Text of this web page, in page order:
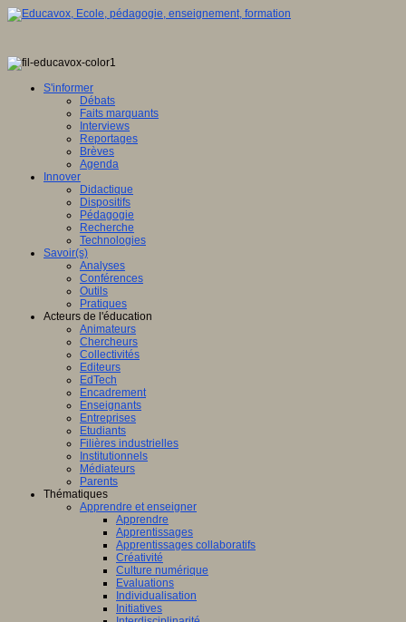
S'informer
Débats
Faits marquants
Interviews
Reportages
Brèves
Agenda
Innover
Didactique
Dispositifs
Pédagogie
Recherche
Technologies
Savoir(s)
Analyses
Conférences
Outils
Pratiques
Acteurs de l'éducation
Animateurs
Chercheurs
Collectivités
Editeurs
EdTech
Encadrement
Enseignants
Entreprises
Etudiants
Filières industrielles
Institutionnels
Médiateurs
Parents
Thématiques
Apprendre et enseigner
Apprendre
Apprentissages
Apprentissages collaboratifs
Créativité
Culture numérique
Evaluations
Individualisation
Initiatives